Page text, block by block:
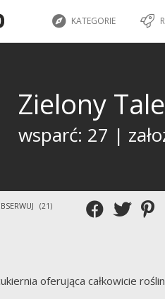
KATEGORIE
Zielony
wsparć: 27 |
(21)
oferująca całkowicie